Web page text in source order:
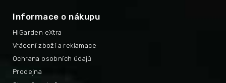
Informace o nákupu
HiGarden eXtra
Vrácení zboží a reklamace
Ochrana osobních údajů
Prodejna